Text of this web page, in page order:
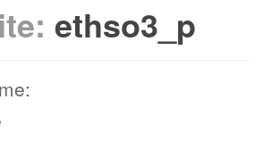
ethso3_p